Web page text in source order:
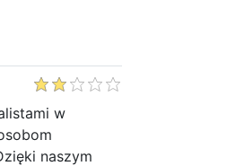
w
naszym